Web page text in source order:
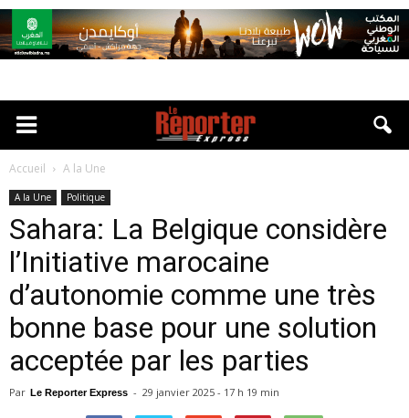
Accueil A la Une
A la Une Politique
Sahara: La Belgique considère
l’Initiative marocaine
d’autonomie comme une très
bonne base pour une solution
acceptée par les parties
Par Le Reporter Express - 29 janvier 2025 - 17 h 19 min